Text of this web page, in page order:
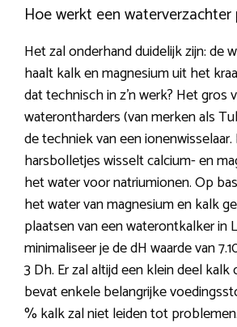
Hoe werkt een waterverzachter
Het zal onderhand duidelijk zijn: de
haalt kalk en magnesium uit het
dat technisch in z’n werk? Het gros
waterontharders (van merken als
de techniek van een
harsbolletjes wisselt calcium- en
het water voor natriumionen. Op
het water van magnesium en kalk
plaatsen van een waterontkalker in
minimaliseer je de dH waarde van
3 Dh. Er zal altijd een klein deel
bevat enkele belangrijke
% kalk zal niet leiden tot problemen.